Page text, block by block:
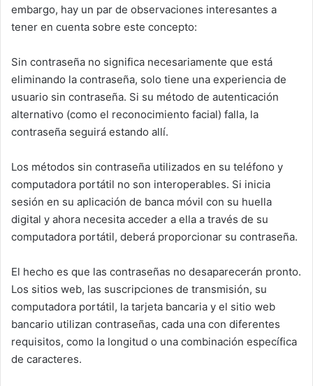
embargo, hay un par de observaciones interesantes a
tener en cuenta sobre este concepto:
Sin contraseña no significa necesariamente que está
eliminando la contraseña, solo tiene una experiencia de
usuario sin contraseña. Si su método de autenticación
alternativo (como el reconocimiento facial) falla, la
contraseña seguirá estando allí.
Los métodos sin contraseña utilizados en su teléfono y
computadora portátil no son interoperables. Si inicia
sesión en su aplicación de banca móvil con su huella
digital y ahora necesita acceder a ella a través de su
computadora portátil, deberá proporcionar su contraseña.
El hecho es que las contraseñas no desaparecerán pronto.
Los sitios web, las suscripciones de transmisión, su
computadora portátil, la tarjeta bancaria y el sitio web
bancario utilizan contraseñas, cada una con diferentes
requisitos, como la longitud o una combinación específica
de caracteres.